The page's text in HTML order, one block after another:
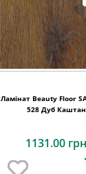
Ламінат Beauty Floor
528 Дуб Каштан
1131.00 грн